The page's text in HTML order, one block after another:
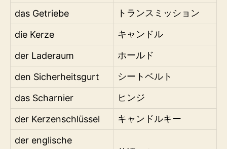
das Getriebe トランスミッション
die Kerze キャンドル
der Laderaum ホールド
den Sicherheitsgurt シートベルト
das Scharnier ヒンジ
der Kerzenschlüssel キャンドルキー
der englische